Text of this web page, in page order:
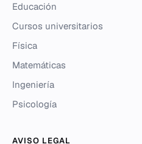
Educación
Cursos universitarios
Física
Matemáticas
Ingeniería
Psicología
AVISO LEGAL